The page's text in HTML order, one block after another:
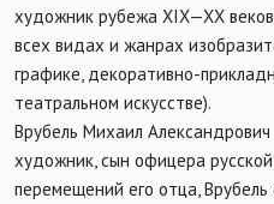
художник рубежа XIX—XX
всех видах и жанрах
графике, декоративно-
театральном искусстве).
Врубель Михаил
художник, сын офицера
перемещений его отца,